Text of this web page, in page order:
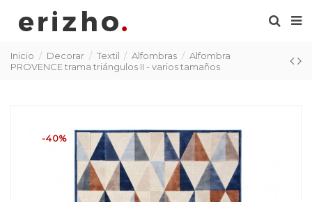
Inicio Decorar Textil Alfombras
Alfombra
PROVENCE trama triángulos II - varios tamaños
-40%